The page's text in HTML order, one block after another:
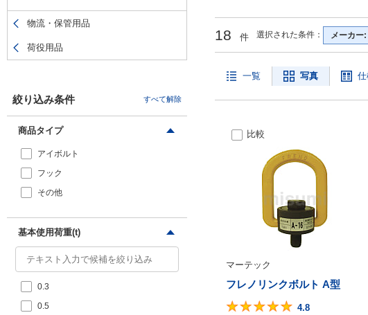
物流・保管用品
荷役用品
絞り込み条件 すべて解除
商品タイプ
アイボルト
フック
その他
基本使用荷重(t)
0.3
0.5
18 件 選択された条件： メーカー
一覧 写真
比較
マーテック
フレノリンクボルト A型
4.8